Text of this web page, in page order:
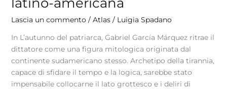
Lascia un commento / Atlas/ Luigia Spadano
In L’autunno del patriarca, Gabriel García Márquez ritrae il
dittatore come una figura mitologica originata dal
continente sudamericano stesso. Archetipo della tirannia,
capace di sfidare il tempo e la logica, sarebbe stato
impensabile collocarne il lato grottesco e i deliri di